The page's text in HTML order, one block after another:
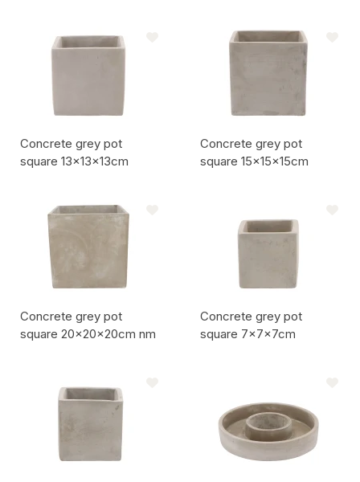
Concrete grey pot
square 13x13x13cm
Concrete grey pot
square 15x15x15cm
Concrete grey pot
square 20x20x20cm nm
Concrete grey pot
square 7x7x7cm